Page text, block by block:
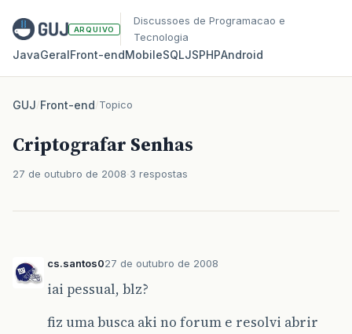
ARQUIVO
Discussoes de Programacao e
Tecnologia
JavaGeralFront‑endMobileSQLJSPHPAndroid
GUJ/Front-end/Topico
Criptografar Senhas
27 de outubro de 2008 3 respostas
cs.santos027 de outubro de 2008
iai pessual, blz?
fiz uma busca aki no forum e resolvi abrir